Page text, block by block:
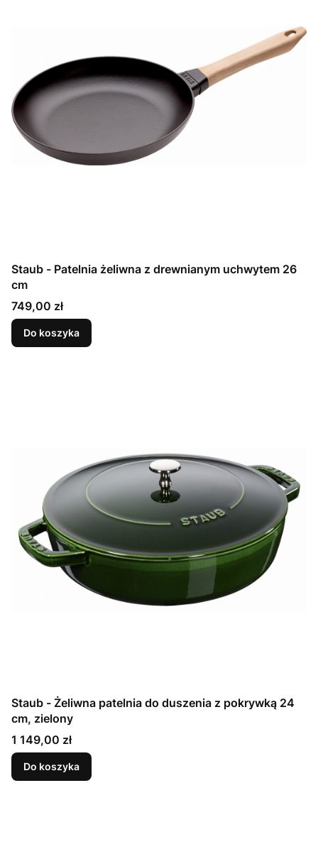
Staub - Patelnia żeliwna z drewnianym uchwytem 26
cm
Cena
749,00 zł
Do koszyka
Staub - Żeliwna patelnia do duszenia z pokrywką 24
cm, zielony
Cena
1 149,00 zł
Do koszyka